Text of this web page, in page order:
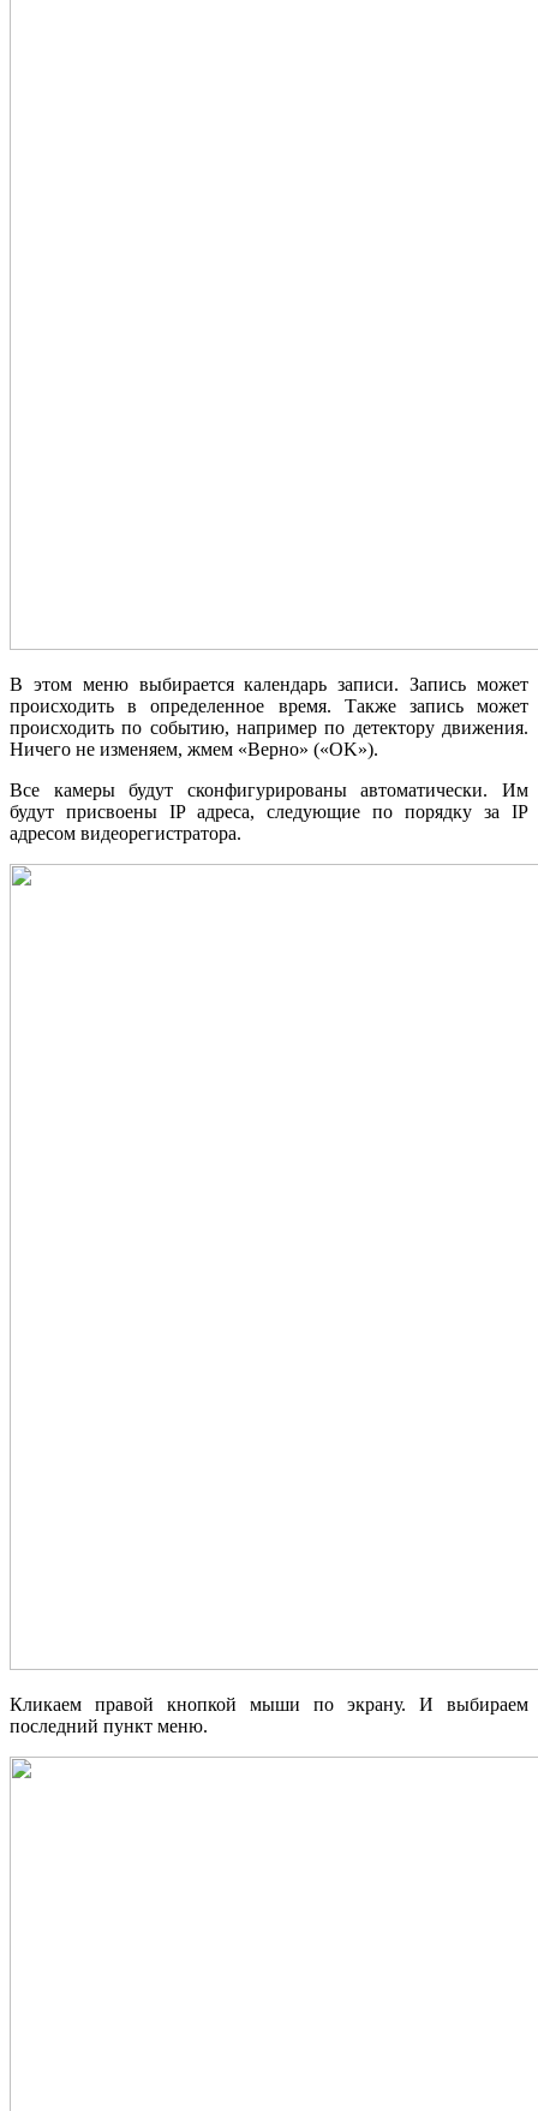
В этом меню выбирается календарь записи. Запись может
происходить в определенное время. Также запись может
происходить по событию, например по детектору движения.
Ничего не изменяем, жмем «Верно» («OK»).
Все камеры будут сконфигурированы автоматически. Им
будут присвоены IP адреса, следующие по порядку за IP
адресом видеорегистратора.
Кликаем правой кнопкой мыши по экрану. И выбираем
последний пункт меню.